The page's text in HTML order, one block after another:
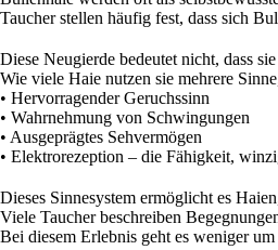
Taucher stellen häufig fest, dass sich
Diese Neugierde bedeutet nicht, dass
Wie viele Haie nutzen sie mehrere
• Hervorragender Geruchssinn
• Wahrnehmung von Schwingungen
• Ausgeprägtes Sehvermögen
• Elektrorezeption – die Fähigkeit,
Dieses Sinnesystem ermöglicht es
Viele Taucher beschreiben
Bei diesem Erlebnis geht es weniger